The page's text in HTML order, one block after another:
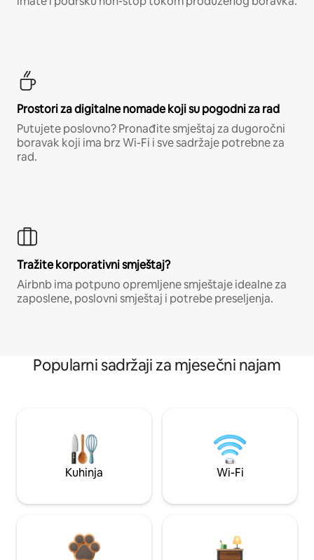
Prostori za digitalne nomade koji su pogodni za rad
Putujete poslovno? Pronađite smještaj za dugoročni
boravak koji ima brz Wi-Fi i sve sadržaje potrebne za
rad.
Tražite korporativni smještaj?
Airbnb ima potpuno opremljene smještaje idealne za
zaposlene, poslovni smještaj i potrebe preseljenja.
Popularni sadržaji za mjesečni najam
Kuhinja Wi-Fi